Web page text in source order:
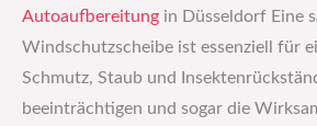
Autoaufbereitung in Düsseldorf Eine
Windschutzscheibe ist essenziell für
Schmutz, Staub und
beeinträchtigen und sogar die